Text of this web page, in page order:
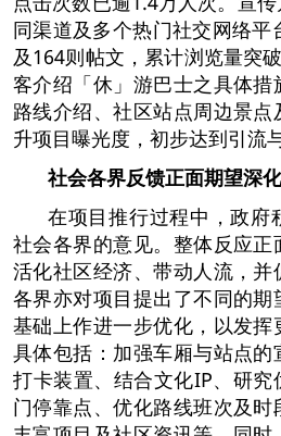
同渠道及多个热门社交网络
及164则帖文，累计浏览量突
客介绍「休」游巴士之具体措
路线介绍、社区站点周边景
升项目曝光度，初步达到引流
社会各界反馈正面期望深
在项目推行过程中，政府
社会各界的意见。整体反应
活化社区经济、带动人流，并
各界亦对项目提出了不同的
基础上作进一步优化，以发挥
具体包括：加强车厢与站点
打卡装置、结合文化IP、研
门停靠点、优化路线班次及时